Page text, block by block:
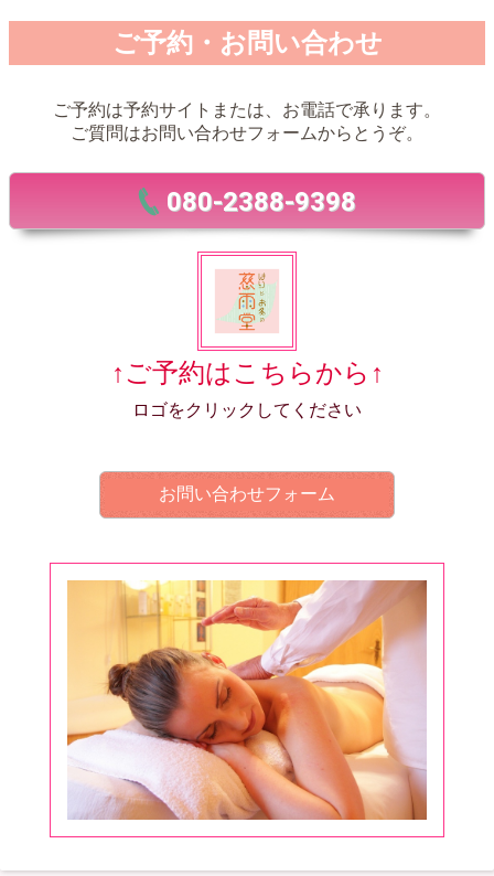
ご予約・お問い合わせ
ご予約は予約サイトまたは、お電話で承ります。
ご質問はお問い合わせフォームからとうぞ。
080-2388-9398
↑ご予約はこちらから↑
ロゴをクリックしてください
お問い合わせフォーム